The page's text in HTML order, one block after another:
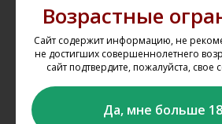
Возрастные
Сайт содержит информацию, не
не достигших совершеннолетнего
сайт подтвердите, пожалуйста,
Да, мне больше
Выбрать товар из
Выбирайте понравившиеся